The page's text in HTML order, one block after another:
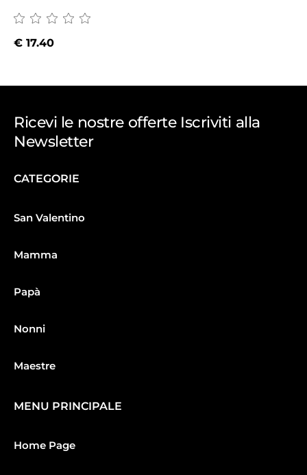
€17.40
Ricevi le nostre offerte Iscriviti alla
Newsletter
CATEGORIE
San Valentino
Mamma
Papà
Nonni
Maestre
MENU PRINCIPALE
Home Page